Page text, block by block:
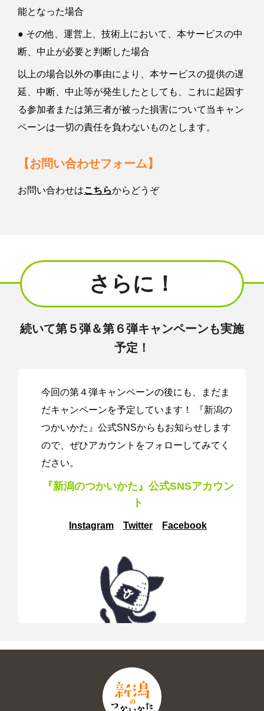
能となった場合
● その他、運営上、技術上において、本サービスの中
断、中止が必要と判断した場合
以上の場合以外の事由により、本サービスの提供の遅
延、中断、中止等が発生したとしても、これに起因す
る参加者または第三者が被った損害について当キャン
ペーンは一切の責任を負わないものとします。
【お問い合わせフォーム】
お問い合わせはこちらからどうぞ
さらに！
続いて第５弾＆第６弾キャンペーンも実施
予定！
今回の第４弾キャンペーンの後にも、まだま
だキャンペーンを予定しています！ 『新潟の
つかいかた』公式SNSからもお知らせします
ので、ぜひアカウントをフォローしてみてく
ださい。
『新潟のつかいかた』 公式SNSアカウン
ト
Instagram Twitter Facebook